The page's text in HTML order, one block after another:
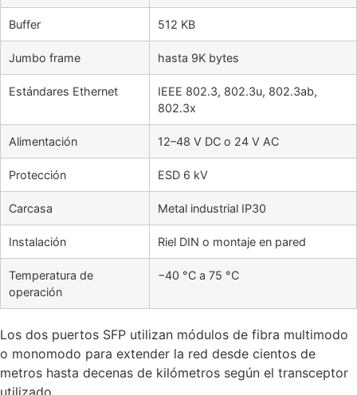
Buffer 512 KB
Jumbo frame hasta 9K bytes
Estándares Ethernet
IEEE 802.3, 802.3u, 802.3ab,
802.3x
Alimentación 12–48 V DC o 24 V AC
Protección ESD 6 kV
Carcasa Metal industrial IP30
Instalación Riel DIN o montaje en pared
Temperatura de
operación
−40 °C a 75 °C
Los dos puertos SFP utilizan módulos de fibra multimodo
o monomodo para extender la red desde cientos de
metros hasta decenas de kilómetros según el transceptor